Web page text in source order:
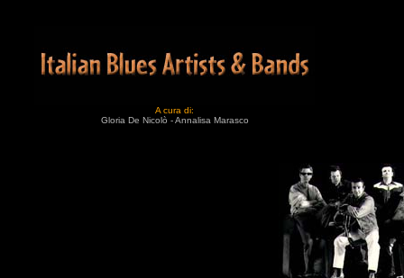
A cura di:
Gloria De Nicolò - Annalisa Marasco